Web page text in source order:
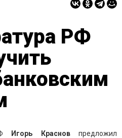
РФ
Игорь Красновпредложил